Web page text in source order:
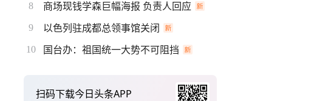
8 商场现钱学森巨幅海报 负责人回应
9 以色列驻成都总领事馆关闭
10 国台办：祖国统一大势不可阻挡
扫码下载今日头条APP